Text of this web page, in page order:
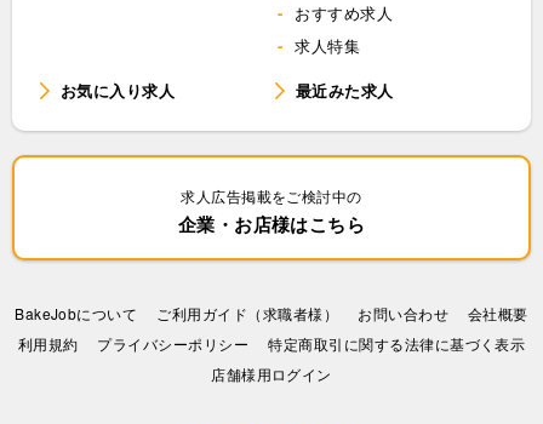
おすすめ求人
求人特集
お気に入り求人
最近みた求人
求人広告掲載をご検討中の
企業・お店様はこちら
BakeJobについて ご利用ガイド（求職者様） お問い合わせ
会社概要
利⽤規約
プライバシーポリシー
特定商取引に関する法律に基づく表示
店舗様用ログイン